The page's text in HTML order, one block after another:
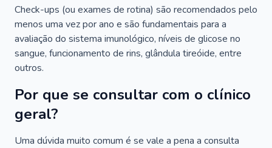
Check-ups (ou exames de rotina) são recomendados pelo
menos uma vez por ano e são fundamentais para a
avaliação do sistema imunológico, níveis de glicose no
sangue, funcionamento de rins, glândula tireóide, entre
outros.
Por que se consultar com o clínico
geral?
Uma dúvida muito comum é se vale a pena a consulta